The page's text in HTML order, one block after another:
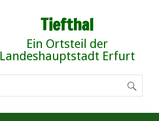
Tiefthal
Ein Ortsteil der
Landeshauptstadt Erfurt